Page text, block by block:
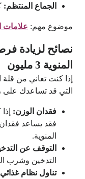
الجماع المنتظم:
موضوع مهم: علامات
نصائح لزيادة
المنوية 3 مليون
إذا كنت تعاني من قلة
التي قد تساعدك
فقدان الوزن:
فقد يساعد
المنوية.
التوقف عن
التدخين وشرب
تناول نظام